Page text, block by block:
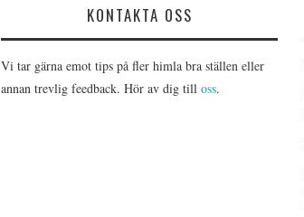
KONTAKTA OSS
Vi tar gärna emot tips på fler himla bra ställen eller
annan trevlig feedback. Hör av dig till oss.